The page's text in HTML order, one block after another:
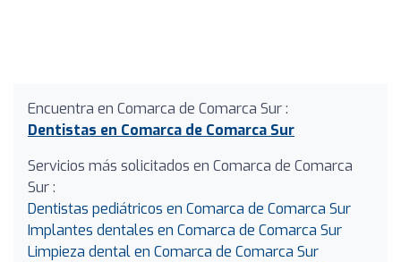
Encuentra en Comarca de Comarca Sur :
Dentistas en Comarca de Comarca Sur
Servicios más solicitados en Comarca de Comarca
Sur :
Dentistas pediátricos en Comarca de Comarca Sur
Implantes dentales en Comarca de Comarca Sur
Limpieza dental en Comarca de Comarca Sur